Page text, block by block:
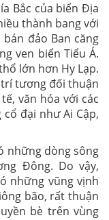
Bắc của biển Địa
thành bang với
đảo Ban căng
ven biển Tiểu Á.
lớn hơn Hy Lạp.
trí tương đối thuận
văn hóa với các
đại như Ai Cập,
những dòng sông
Đông. Do vậy,
những vũng vịnh
bão, rất thuận
bè trên vùng